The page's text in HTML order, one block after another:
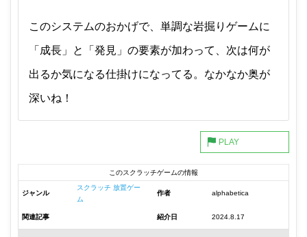
このシステムのおかげで、単調な岩掘りゲームに
「成長」と「発見」の要素が加わって、次は何が
出るか気になる仕掛けになってる。なかなか奥が
深いね！
このスクラッチゲームの情報
ジャンル
スクラッチ 放置ゲー
ム
作者 alphabetica
関連記事 紹介日 2024.8.17